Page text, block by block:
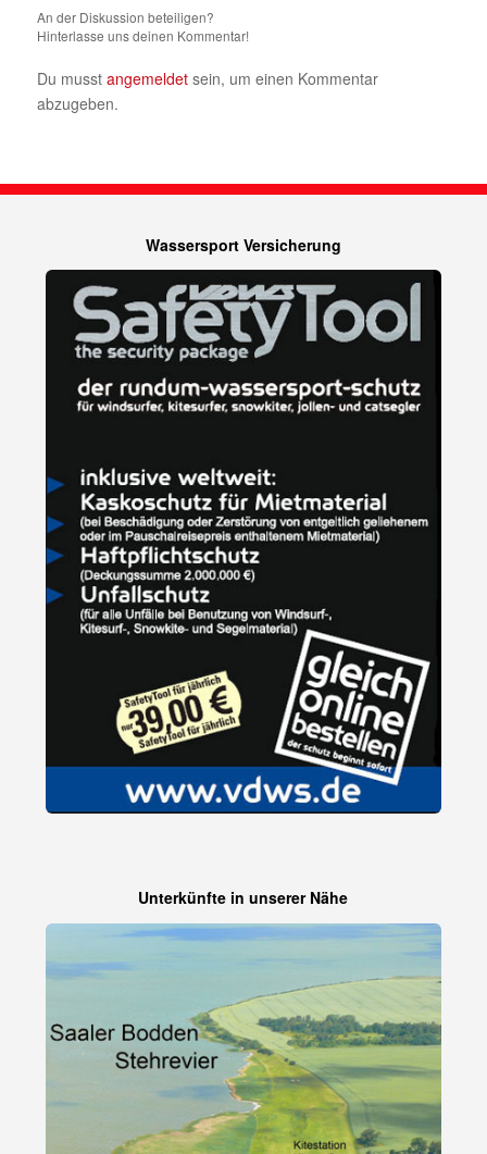
An der Diskussion beteiligen?
Hinterlasse uns deinen Kommentar!
Du musst angemeldetsein, um einen Kommentar
abzugeben.
Wassersport Versicherung
Unterkünfte in unserer Nähe